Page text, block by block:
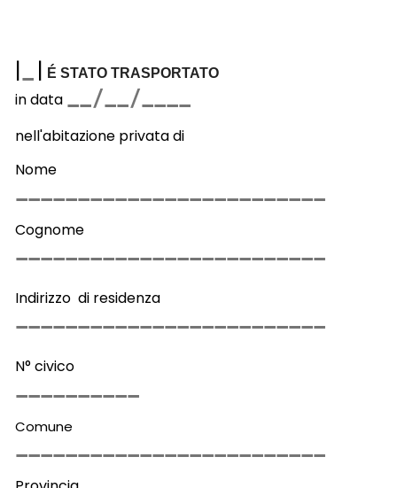
| | É STATO TRASPORTATO
in data
nell'abitazione privata di
Nome
Cognome
Indirizzo di residenza
N° civico
Comune